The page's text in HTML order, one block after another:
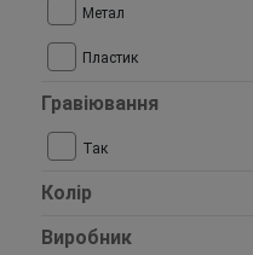
Метал
Пластик
Гравіювання
Так
Колір
Виробник